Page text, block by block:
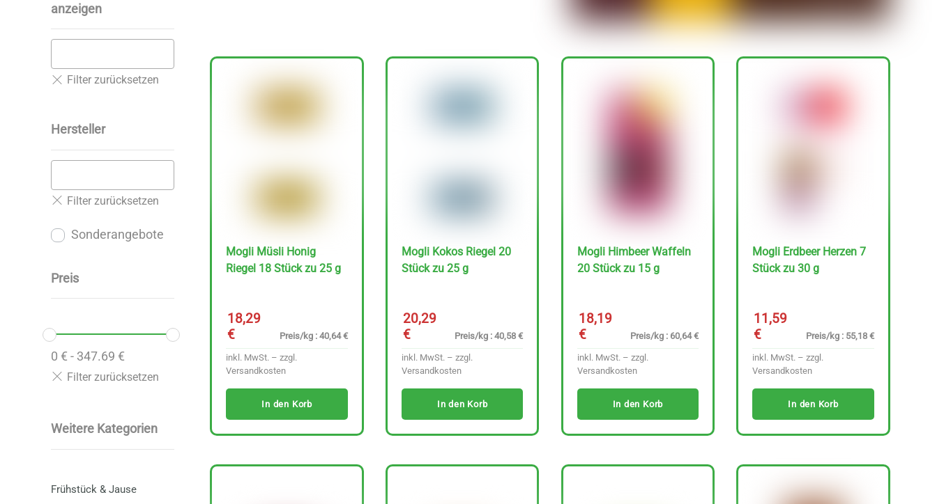
anzeigen
Hersteller
Sonderangebote
Preis
0 € - 347.69 €
Weitere Kategorien
Frühstück & Jause
Mogli Müsli Honig
Riegel 18 Stück zu 25 g
18,29
€
Preis/kg : 40,64 €
inkl. MwSt. – zzgl.
Versandkosten
In den Korb
Mogli Kokos Riegel 20
Stück zu 25 g
20,29
€
Preis/kg : 40,58 €
inkl. MwSt. – zzgl.
Versandkosten
In den Korb
Mogli Himbeer Waffeln
20 Stück zu 15 g
18,19
€
Preis/kg : 60,64 €
inkl. MwSt. – zzgl.
Versandkosten
In den Korb
Mogli Erdbeer Herzen 7
Stück zu 30 g
11,59
€
Preis/kg : 55,18 €
inkl. MwSt. – zzgl.
Versandkosten
In den Korb